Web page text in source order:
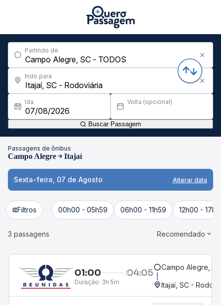
Partindo de
Indo para
Ida Volta (opcional)
Buscar Passagem
Passagens de ônibus
Campo Alegre Itajaí
Sexta-feira, 07 de Agosto Alterar data
Filtros 00h00 - 05h59 06h00 - 11h59 12h00 -
3 passagens Recomendado
01:00 04:05
Duração: 3h 5m
Campo Alegre,
Itajaí, SC -